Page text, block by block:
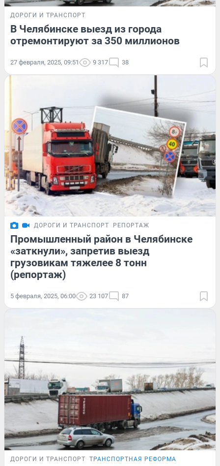
ДОРОГИ И ТРАНСПОРТ
В Челябинске выезд из города
отремонтируют за 350 миллионов
27 февраля, 2025, 09:51 9 317 38
ДОРОГИ И ТРАНСПОРТ РЕПОРТАЖ
Промышленный район в Челябинске
«заткнули», запретив выезд
грузовикам тяжелее 8 тонн
(репортаж)
5 февраля, 2025, 06:00 23 107 87
ДОРОГИ И ТРАНСПОРТ ТРАНСПОРТНАЯ РЕФОРМА